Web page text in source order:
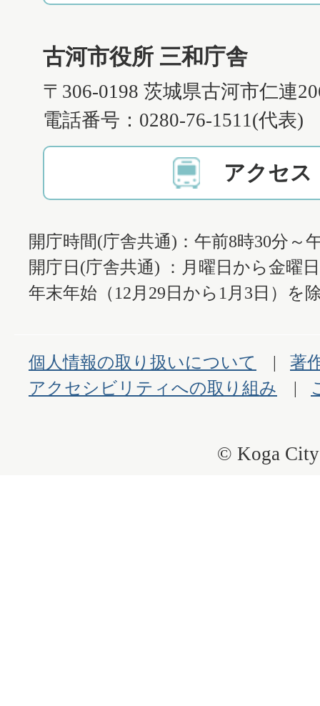
古河市役所 三和庁舎
〒306-0198 茨城県古河市仁連
電話番号：0280-76-1511(代表)
アクセス
開庁時間(庁舎共通)：午前8時30分～
開庁日(庁舎共通) ：月曜日から金曜
年末年始（12月29日から1月3日）を
個人情報の取り扱いについて
著
アクセシビリティへの取り組み
© Koga City